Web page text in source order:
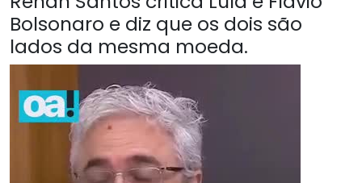
Bolsonaro e diz que os dois são
lados da mesma moeda.